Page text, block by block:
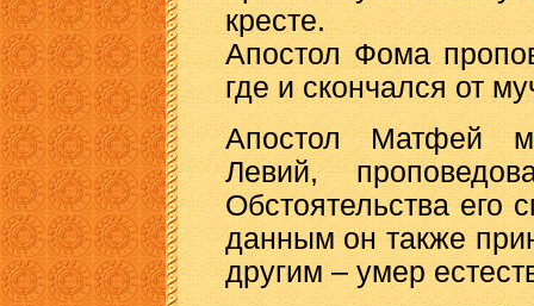
кресте.
Апостол Фома
где и скончался от
Апостол Матфей
Левий,
Обстоятельства его
данным он также
другим – умер